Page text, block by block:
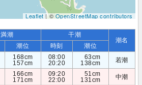
Leaflet| ©OpenStreetMap contributors
満潮 干潮
潮名
潮位 時刻
潮位
168cm
157cm
08:00
20:20
63cm
138cm
若潮
166cm
171cm
09:20
22:00
51cm
131cm
中潮